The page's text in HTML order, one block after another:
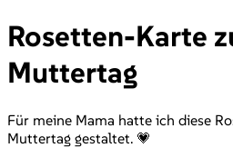
Rosetten-Karte
Muttertag
Für meine Mama hatte ich diese
Muttertag gestaltet. 💗